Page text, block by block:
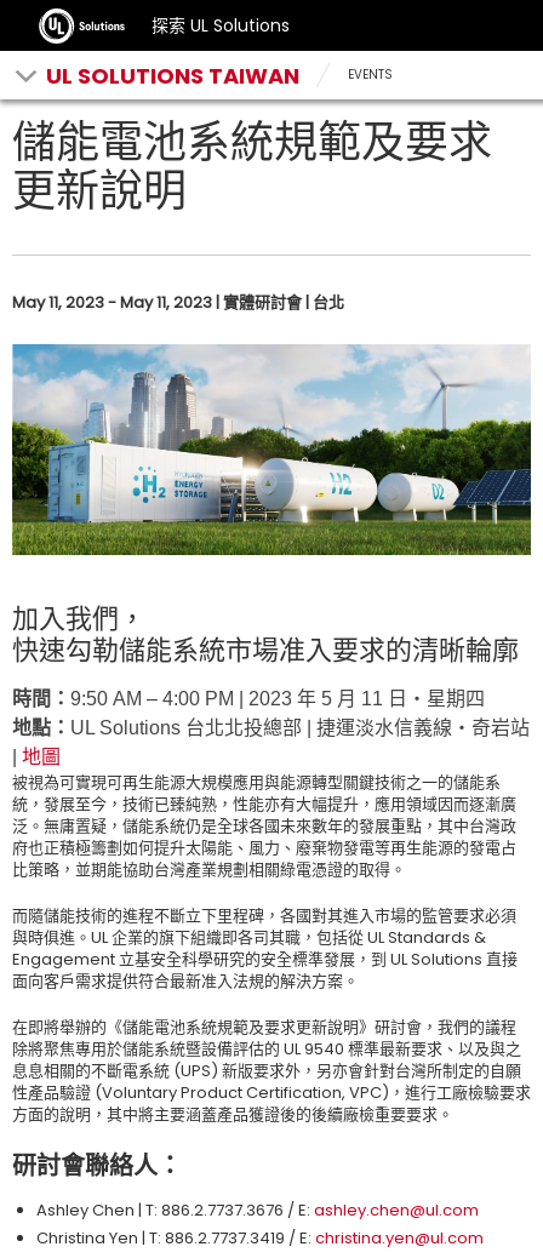
探索 UL Solutions
UL SOLUTIONS TAIWAN EVENTS
儲能電池系統規範及要求
更新說明
May 11, 2023 - May 11, 2023 | 實體研討會 | 台北
加入我們，
快速勾勒儲能系統市場准入要求的清晰輪廓
時間： 9:50 AM – 4:00 PM | 2023 年 5 月 11 日‧星期四
地點： UL Solutions 台北北投總部 | 捷運淡水信義線‧奇岩站
地圖
被視為可實現可再生能源大規模應用與能源轉型關鍵技術之一的儲能系
統，發展至今，技術已臻純熟，性能亦有大幅提升，應用領域因而逐漸廣
泛。無庸置疑，儲能系統仍是全球各國未來數年的發展重點，其中台灣政
府也正積極籌劃如何提升太陽能、風力、廢棄物發電等再生能源的發電占
比策略，並期能協助台灣產業規劃相關綠電憑證的取得。
而隨儲能技術的進程不斷立下里程碑，各國對其進入市場的監管要求必須
與時俱進。UL 企業的旗下組織即各司其職，包括從 UL Standards &
Engagement 立基安全科學研究的安全標準發展，到 UL Solutions 直接
面向客戶需求提供符合最新准入法規的解決方案。
在即將舉辦的《儲能電池系統規範及要求更新說明》研討會，我們的議程
除將聚焦專用於儲能系統暨設備評估的 UL 9540 標準最新要求、以及與之
息息相關的不斷電系統 (UPS) 新版要求外，另亦會針對台灣所制定的自願
性產品驗證 (Voluntary Product Certification, VPC)，進行工廠檢驗要求
方面的說明，其中將主要涵蓋產品獲證後的後續廠檢重要要求。
研討會聯絡人：
Ashley Chen | T: 886.2.7737.3676 / E: ashley.chen@ul.com
Christina Yen | T: 886.2.7737.3419 / E: christina.yen@ul.com